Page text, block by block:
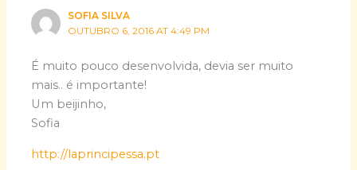
SOFIA SILVA
OUTUBRO 6, 2016 AT 4:49 PM
É muito pouco desenvolvida, devia ser muito
mais.. é importante!
Um beijinho,
Sofia
http://laprincipessa.pt